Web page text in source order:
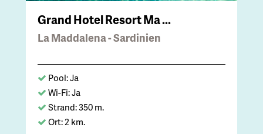
Grand Hotel Resort Ma ...
La Maddalena - Sardinien
Pool: Ja
Wi-Fi: Ja
Strand: 350 m.
Ort: 2 km.